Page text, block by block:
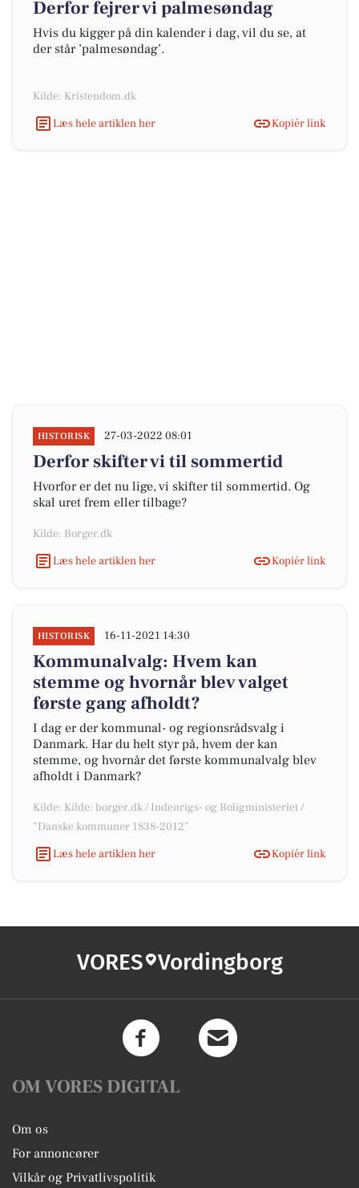
Derfor fejrer vi palmesøndag
Hvis du kigger på din kalender i dag, vil du se, at
der står ’palmesøndag’.
Kilde: Kristendom.dk
Læs hele artiklen her
Kopiér link
HISTORISK 27-03-2022 08:01
Derfor skifter vi til sommertid
Hvorfor er det nu lige, vi skifter til sommertid. Og
skal uret frem eller tilbage?
Kilde: Borger.dk
Læs hele artiklen her
Kopiér link
HISTORISK 16-11-2021 14:30
Kommunalvalg: Hvem kan
stemme og hvornår blev valget
første gang afholdt?
I dag er der kommunal- og regionsrådsvalg i
Danmark. Har du helt styr på, hvem der kan
stemme, og hvornår det første kommunalvalg blev
afholdt i Danmark?
Kilde: Kilde: borger.dk / Indenrigs- og Boligministeriet /
”Danske kommuner 1838-2012”
Læs hele artiklen her
Kopiér link
VORES Vordingborg
OM VORES DIGITAL
Om os
For annoncører
Vilkår og Privatlivspolitik